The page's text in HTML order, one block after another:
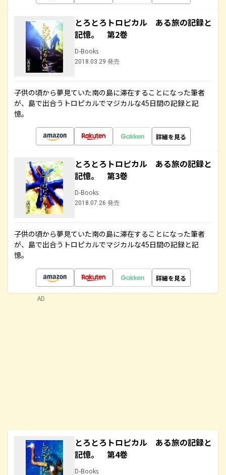
とろとろトロピカル ある旅の記録と
記憶。 第2巻
D-Books
2018.03.29 発売
子供の頃から夢見ていた南の島に滞在することになった筆者
が、島で出合うトロピカルでマジカルな45日間の記録と記
憶。
詳細を見る
とろとろトロピカル ある旅の記録と
記憶。 第3巻
D-Books
2018.07.26 発売
子供の頃から夢見ていた南の島に滞在することになった筆者
が、島で出合うトロピカルでマジカルな45日間の記録と記
憶。
詳細を見る
とろとろトロピカル ある旅の記録と
記憶。 第4巻
D-Books
AD